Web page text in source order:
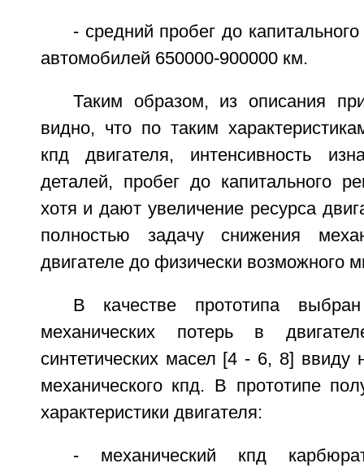
- средний пробег до
автомобилей 650000-900000 км.
Таким образом, из описания
видно, что по таким
кпд двигателя, интенсивность
деталей, пробег до капитального
хотя и дают увеличение ресурса
полностью задачу снижения
двигателе до физически возможного
В качестве прототипа
механических потерь в
синтетических масел [4 - 6, 8] ввиду
механического кпд. В прототипе
характеристики двигателя:
- механический кпд